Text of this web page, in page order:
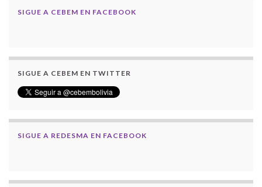
SIGUE A CEBEM EN FACEBOOK
SIGUE A CEBEM EN TWITTER
SIGUE A REDESMA EN FACEBOOK